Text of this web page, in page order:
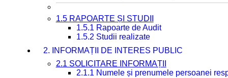
1.5 RAPOARTE ȘI STUDII
1.5.1 Rapoarte de Audit
1.5.2 Studii realizate
2. INFORMAȚII DE INTERES PUBLIC
2.1 SOLICITARE INFORMAȚII
2.1.1 Numele și prenumele persoanei